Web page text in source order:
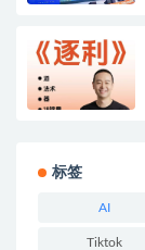
标签
AI
Tiktok